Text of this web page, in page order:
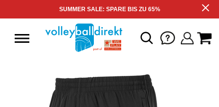
SUMMER SALE: SPARE BIS ZU 65%